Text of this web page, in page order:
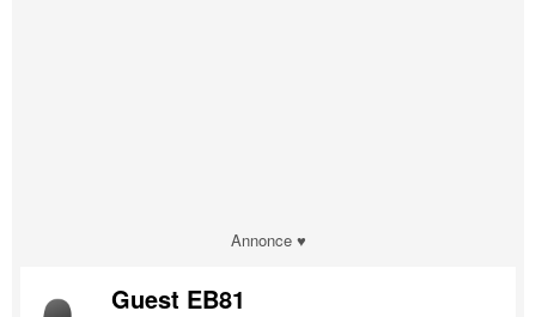
Annonce ♥
Guest EB81